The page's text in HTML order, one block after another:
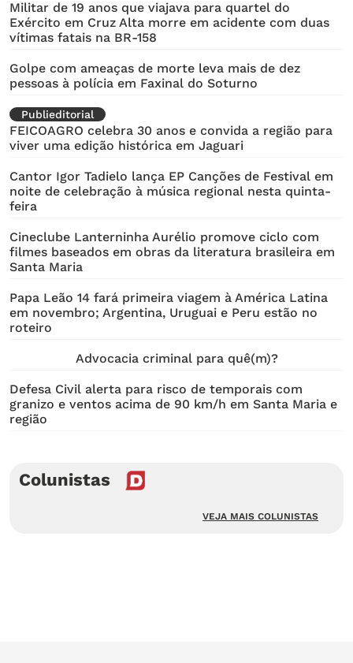
Militar de 19 anos que viajava para quartel do
Exército em Cruz Alta morre em acidente com duas
vítimas fatais na BR-158
Golpe com ameaças de morte leva mais de dez
pessoas à polícia em Faxinal do Soturno
Publieditorial
FEICOAGRO celebra 30 anos e convida a região para
viver uma edição histórica em Jaguari
Cantor Igor Tadielo lança EP Canções de Festival em
noite de celebração à música regional nesta quinta-
feira
Cineclube Lanterninha Aurélio promove ciclo com
filmes baseados em obras da literatura brasileira em
Santa Maria
Papa Leão 14 fará primeira viagem à América Latina
em novembro; Argentina, Uruguai e Peru estão no
roteiro
Advocacia criminal para quê(m)?
Defesa Civil alerta para risco de temporais com
granizo e ventos acima de 90 km/h em Santa Maria e
região
Colunistas
VEJA MAIS COLUNISTAS